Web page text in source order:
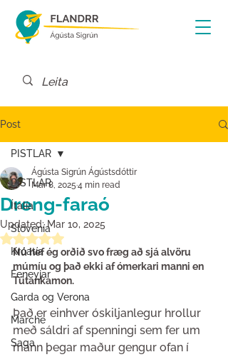
Post
PISTLAR
Ítalía
Slóvenía
Króatía
Feneyjar
Garda og Verona
Marche
Saga
PISTLAR
Dreng-faraó
Ágústa Sigrún Ágústsdóttir
Mar 8, 2025 4 min read
Updated:Mar 10, 2025
Rated NaN out of 5 stars.
Nú hef ég orðið svo fræg að sjá alvöru
múmíu og það ekki af ómerkari manni en
Tútankamon.
Það er einhver óskiljanlegur hrollur
með sáldri af spenningi sem fer um
mann þegar maður gengur ofan í